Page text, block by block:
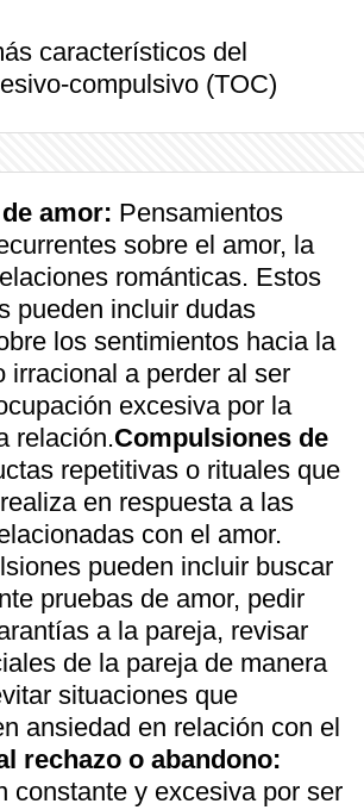
característicos del
compulsivo (TOC)
amor: Pensamientos
sobre el amor, la
románticas. Estos
pueden incluir dudas
los sentimientos hacia la
irracional a perder al ser
excesiva por la
relación.Compulsiones de
repetitivas o rituales que
en respuesta a las
con el amor.
pueden incluir buscar
pruebas de amor, pedir
a la pareja, revisar
de la pareja de manera
situaciones que
ansiedad en relación con el
rechazo o abandono:
constante y excesiva por ser